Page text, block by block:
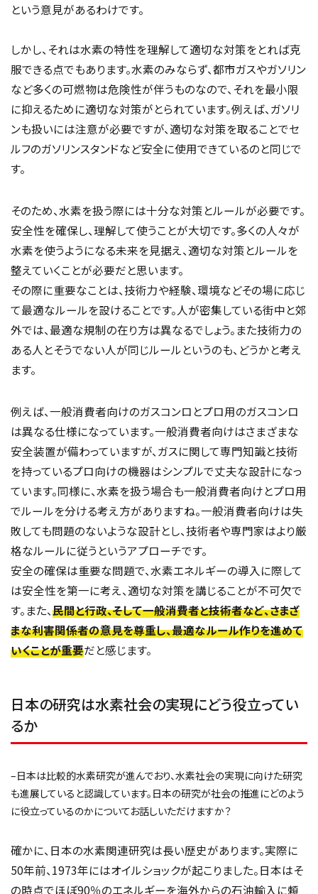
という意見があるわけです。
しかし、それは水素の特性を理解して適切な対策をとれば克
服できる点でもあります。水素のみならず、都市ガスやガソリン
など多くの可燃物は危険性が伴うものなので、それを最小限
に抑えるために適切な対策がとられています。例えば、ガソリ
ンも扱いには注意が必要ですが、適切な対策を取ることでセ
ルフのガソリンスタンドなど安全に使用できているのと同じで
す。
そのため、水素を扱う際には十分な対策とルールが必要です。
安全性を確保し、理解して使うことが大切です。多くの人々が
水素を使うようになる未来を見据え、適切な対策とルールを
整えていくことが必要だと思います。
その際に重要なことは、技術力や経験、環境などその場に応じ
て最適なルールを設けることです。人が密集している街中と郊
外では、最適な規制の在り方は異なるでしょう。また技術力の
ある人とそうでない人が同じルールというのも、どうかと考え
ます。
例えば、一般消費者向けのガスコンロとプロ用のガスコンロ
は異なる仕様になっています。一般消費者向けはさまざまな
安全装置が備わっていますが、ガスに関して専門知識と技術
を持っているプロ向けの機器はシンプルで丈夫な設計になっ
ています。同様に、水素を扱う場合も一般消費者向けとプロ用
でルールを分ける考え方がありますね。一般消費者向けは失
敗しても問題のないような設計とし、技術者や専門家はより厳
格なルールに従うというアプローチです。
安全の確保は重要な問題で、水素エネルギーの導入に際して
は安全性を第一に考え、適切な対策を講じることが不可欠で
す。また、民間と行政、そして一般消費者と技術者など、さまざ
まな利害関係者の意見を尊重し、最適なルール作りを進めて
いくことが重要だと感じます。
日本の研究は水素社会の実現にどう役立ってい
るか
–日本は比較的水素研究が進んでおり、水素社会の実現に向けた研究
も進展していると認識しています。日本の研究が社会の推進にどのよう
に役立っているのかについてお話しいただけますか？
確かに、日本の水素関連研究は長い歴史があります。実際に
50年前、1973年にはオイルショックが起こりました。日本はそ
の時点でほぼ90％のエネルギーを海外からの石油輸入に頼